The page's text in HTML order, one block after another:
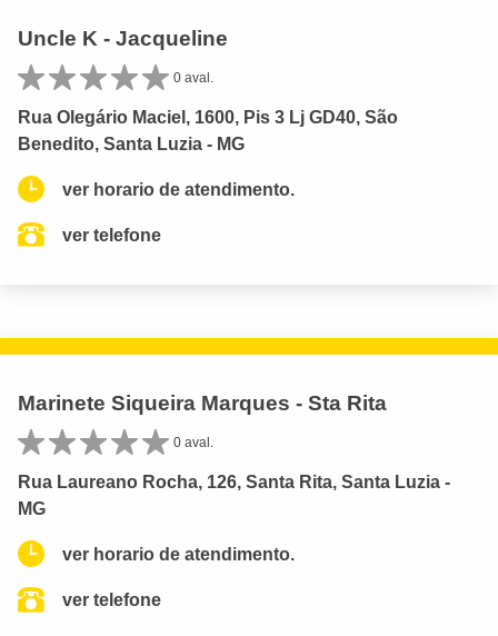
Uncle K - Jacqueline
0 aval.
Rua Olegário Maciel, 1600, Pis 3 Lj GD40, São
Benedito, Santa Luzia - MG
ver horario de atendimento.
ver telefone
Marinete Siqueira Marques - Sta Rita
0 aval.
Rua Laureano Rocha, 126, Santa Rita, Santa Luzia -
MG
ver horario de atendimento.
ver telefone